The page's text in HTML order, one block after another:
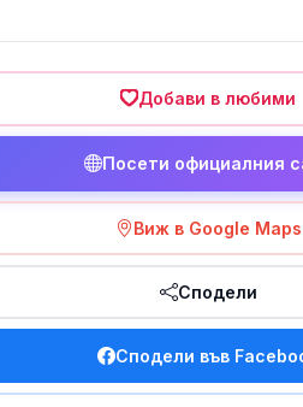
Добави в любими
Посети официалния
Виж в Google Maps
Сподели
Сподели във